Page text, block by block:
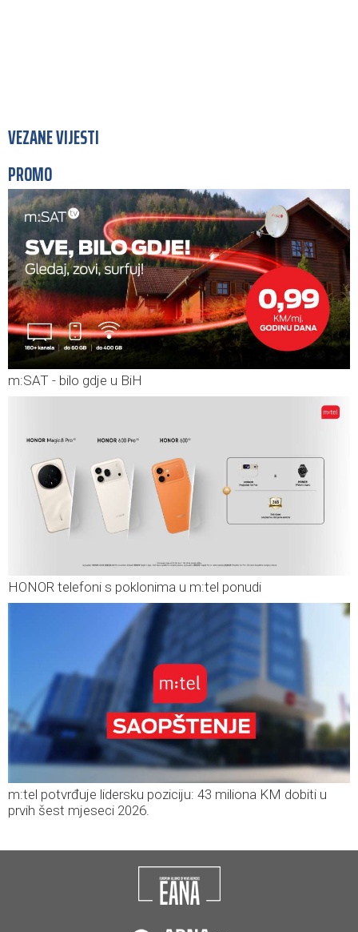
VEZANE VIJESTI
PROMO
m:SAT - bilo gdje u BiH
HONOR telefoni s poklonima u m:tel ponudi
m:tel potvrđuje lidersku poziciju: 43 miliona KM dobiti u
prvih šest mjeseci 2026.